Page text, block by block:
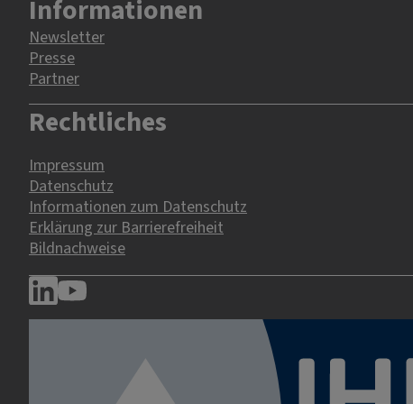
Informationen
Newsletter
Presse
Partner
Rechtliches
Impressum
Datenschutz
Informationen zum Datenschutz
Erklärung zur Barrierefreiheit
Bildnachweise